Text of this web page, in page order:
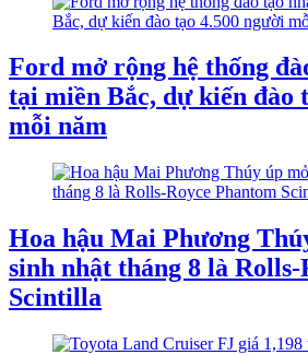
Ford mở rộng hệ thống
tại miền Bắc, dự kiến đào
mỗi năm
Hoa hậu Mai Phương
sinh nhật tháng 8 là Rolls-
Scintilla